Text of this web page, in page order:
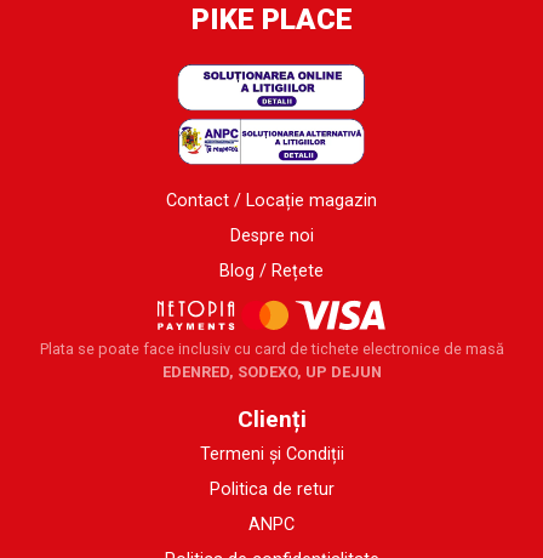
PIKE PLACE
Contact / Locație magazin
Despre noi
Blog / Rețete
Plata se poate face inclusiv cu card de tichete electronice de masă
EDENRED, SODEXO, UP DEJUN
Clienți
Termeni și Condiții
Politica de retur
ANPC